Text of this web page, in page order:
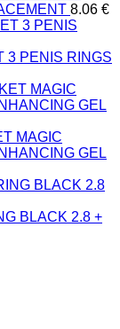
8.06 €
3 PENIS RINGS
MAGIC
GEL
BLACK 2.8 +